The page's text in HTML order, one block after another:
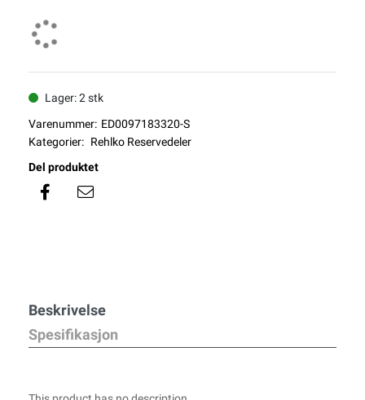
Lager: 2 stk
Varenummer: ED0097183320-S
Kategorier: Rehlko Reservedeler
Del produktet
Beskrivelse
Spesifikasjon